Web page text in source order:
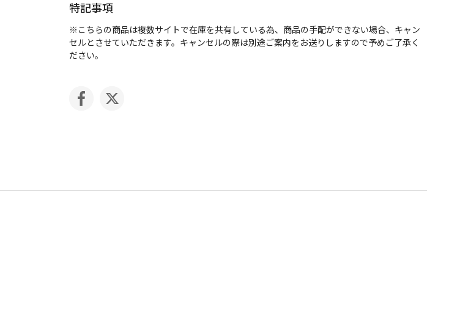
特記事項
※こちらの商品は複数サイトで在庫を共有している為、商品の手配ができない場合、キャン
セルとさせていただきます。キャンセルの際は別途ご案内をお送りしますので予めご了承く
ださい。